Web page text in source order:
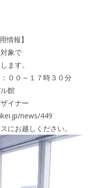
情報】
象で
ます。
０～１７時３０分
館
イナー
news/449
にお越しください。